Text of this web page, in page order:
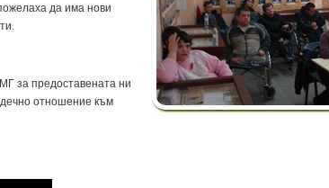
да има нови
за предоставената ни
отношение към